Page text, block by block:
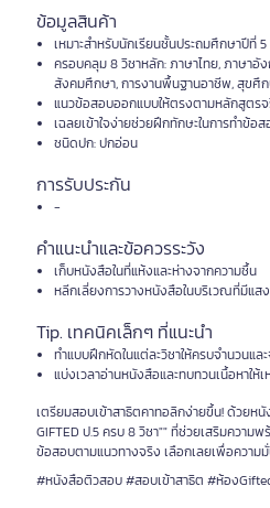
ข้อมูลสินค้า
เหมาะสำหรับนักเรียนชั้นประถมศึกษาปีที่ 5
ครอบคลุม 8 วิชาหลัก: ภาษาไทย, ภาษา
สังคมศึกษา, การงานพื้นฐานอาชีพ, สุขศึก
แนวข้อสอบออกแบบให้ตรงตามหลักสูตร
เฉลยเข้าใจง่ายช่วยฝึกทักษะในการทำข้อ
ชนิดปก: ปกอ่อน
การรับประกัน
-
คำแนะนำและข้อควรระวัง
เก็บหนังสือในที่แห้งและห่างจากความชื้น
หลีกเลี่ยงการวางหนังสือในบริเวณที่มีแส
Tip. เทคนิคเล็กๆ ที่แนะนำ
ทำแบบฝึกหัดในแต่ละวิชาให้ครบจำนวนแล
แบ่งเวลาอ่านหนังสือและทบทวนเนื้อหาให้
เตรียมสอบเข้าสาธิตคาทอลิกง่ายขึ้น! ด้วยห
GIFTED ป.5 ครบ 8 วิชา"" ที่ช่วยเสริมความ
ข้อสอบตามแนวทางจริง เลือกเลยเพื่อความมั่
#หนังสือติวสอบ #สอบเข้าสาธิต #ห้อง